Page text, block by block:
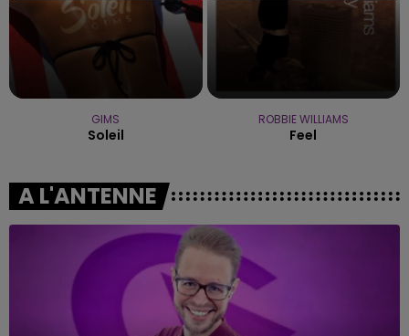
GIMS
Soleil
ROBBIE WILLIAMS
Feel
A L'ANTENNE